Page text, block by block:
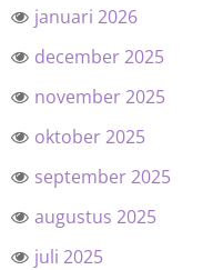
januari 2026
december 2025
november 2025
oktober 2025
september 2025
augustus 2025
juli 2025